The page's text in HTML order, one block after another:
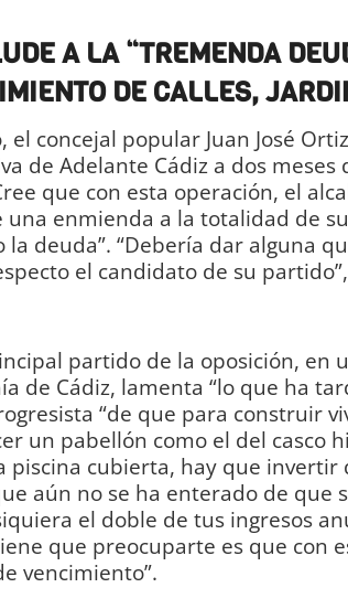
A LA “TREMENDA
DE CALLES,
el concejal popular Juan José
de Adelante Cádiz a dos meses
que con esta operación, el
una enmienda a la totalidad de
deuda”. “Debería dar alguna
el candidato de su
partido de la oposición, en
de Cádiz, lamenta “lo que ha
“de que para construir
un pabellón como el del casco
piscina cubierta, hay que invertir
aún no se ha enterado de que
el doble de tus ingresos
que preocuparte es que con
vencimiento”.